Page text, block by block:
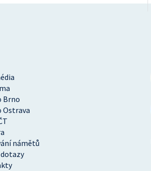
Brno
Ostrava
námětů